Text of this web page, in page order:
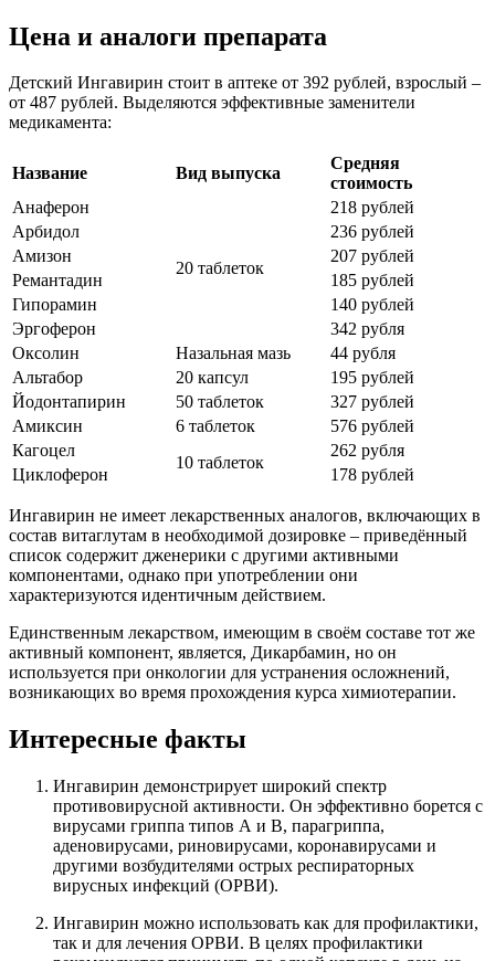
Цена и аналоги препарата
Детский Ингавирин стоит в аптеке от 392 рублей, взрослый –
от 487 рублей. Выделяются эффективные заменители
медикамента:
Название Вид выпуска
Средняя
стоимость
Анаферон
20 таблеток
218 рублей
Арбидол
236 рублей
Амизон
207 рублей
Ремантадин
185 рублей
Гипорамин
140 рублей
Эргоферон
342 рубля
Оксолин
Назальная мазь
44 рубля
Альтабор
20 капсул
195 рублей
Йодонтапирин
50 таблеток
327 рублей
Амиксин
6 таблеток
576 рублей
Кагоцел
10 таблеток
262 рубля
Циклоферон
178 рублей
Ингавирин не имеет лекарственных аналогов, включающих в
состав витаглутам в необходимой дозировке – приведённый
список содержит дженерики с другими активными
компонентами, однако при употреблении они
характеризуются идентичным действием.
Единственным лекарством, имеющим в своём составе тот же
активный компонент, является, Дикарбамин, но он
используется при онкологии для устранения осложнений,
возникающих во время прохождения курса химиотерапии.
Интересные факты
Ингавирин демонстрирует широкий спектр
противовирусной активности. Он эффективно борется с
вирусами гриппа типов А и В, парагриппа,
аденовирусами, риновирусами, коронавирусами и
другими возбудителями острых респираторных
вирусных инфекций (ОРВИ).
Ингавирин можно использовать как для профилактики,
так и для лечения ОРВИ. В целях профилактики